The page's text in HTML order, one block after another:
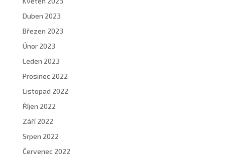
Duben 2023
Březen 2023
Únor 2023
Leden 2023
Prosinec 2022
Listopad 2022
Říjen 2022
Září 2022
Srpen 2022
Červenec 2022